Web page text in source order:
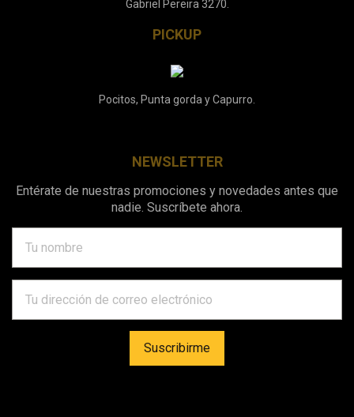
Gabriel Pereira 3270.
PICKUP
Pocitos, Punta gorda y Capurro.
NEWSLETTER
Entérate de nuestras promociones y novedades antes que
nadie. Suscríbete ahora.